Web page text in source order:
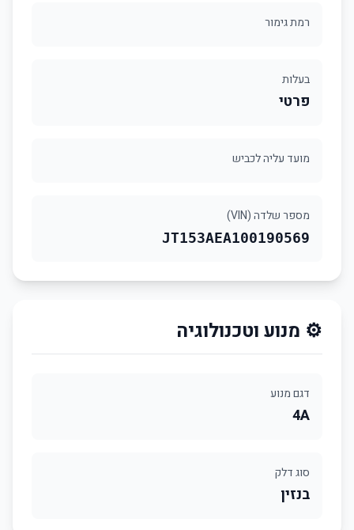
רמת גימור
בעלות
פרטי
מועד עליה לכביש
מספר שלדה (VIN)
JT153AEA100190569
⚙️ מנוע וטכנולוגיה
דגם מנוע
4A
סוג דלק
בנזין